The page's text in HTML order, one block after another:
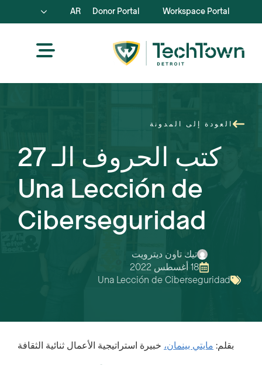
Workspace Portal
Donor Portal
AR
العودة إلى المدونة
كتب الحروف الـ 27
Una Lección de
Ciberseguridad
تيك تاون ديترويت
18 أغسطس 2022
Una Lección de Ciberseguridad
بقلم:مايتي بينمان،خبيرة استراتيجية الأعمال ثنائية الثقافة